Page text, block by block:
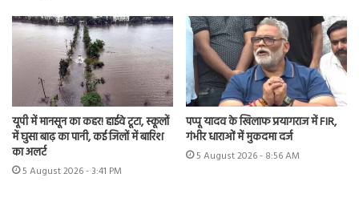
यूपी में मानसून का कहर! हाईवे टूटा, स्कूलों
में घुसा बाढ़ का पानी, कई जिलों में बारिश
का अलर्ट
5 August 2026 - 3:41 PM
पप्पू यादव के खिलाफ प्रयागराज में FIR,
गंभीर धाराओं में मुकदमा दर्ज
5 August 2026 - 8:56 AM